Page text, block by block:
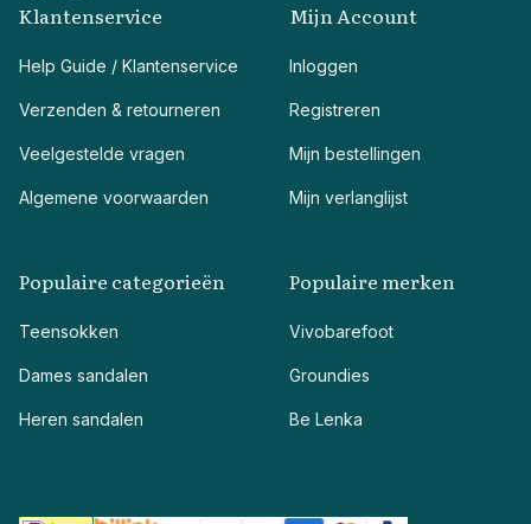
Klantenservice
Help Guide / Klantenservice
Verzenden & retourneren
Veelgestelde vragen
Algemene voorwaarden
Mijn Account
Inloggen
Registreren
Mijn bestellingen
Mijn verlanglijst
Populaire categorieën
Teensokken
Dames sandalen
Heren sandalen
Populaire merken
Vivobarefoot
Groundies
Be Lenka